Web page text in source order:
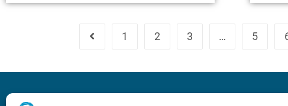
1 2 3 … 5
Bicentenaire des